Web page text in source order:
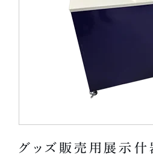
無料見積り
グッズ販売用展示什